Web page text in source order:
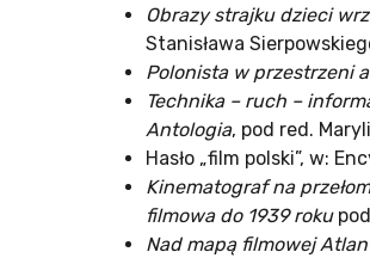
Obrazy strajku dzieci
Stanisława
Polonista w przestrzeni
Technika – ruch –
Antologia, pod red.
Hasło „film polski”, w:
Kinematograf na
filmowa do 1939 roku
Nad mapą filmowej